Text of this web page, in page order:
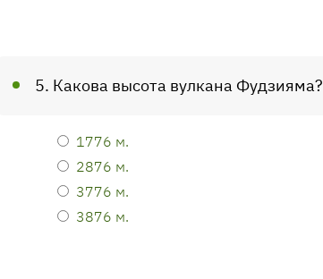
5. Какова высота вулкана Фудзияма?
1776 м.
2876 м.
3776 м.
3876 м.